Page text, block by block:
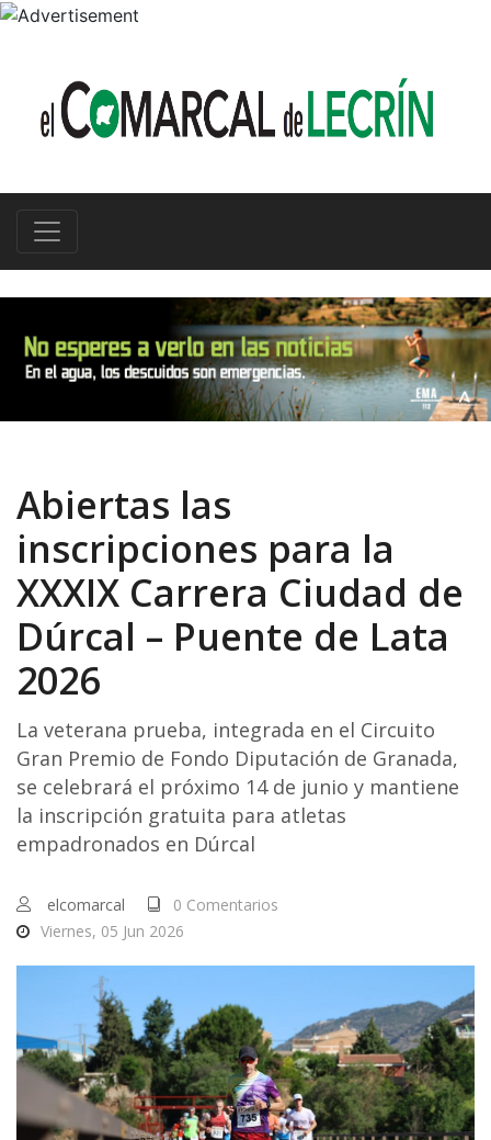
Abiertas las
inscripciones para la
XXXIX Carrera Ciudad de
Dúrcal – Puente de Lata
2026
La veterana prueba, integrada en el Circuito
Gran Premio de Fondo Diputación de Granada,
se celebrará el próximo 14 de junio y mantiene
la inscripción gratuita para atletas
empadronados en Dúrcal
elcomarcal
0 Comentarios
Viernes, 05 Jun 2026